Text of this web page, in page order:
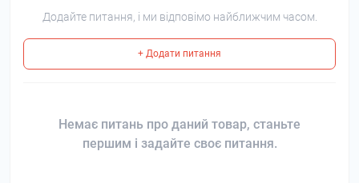
Додайте питання, і ми відповімо найближчим часом.
+ Додати питання
Немає питань про даний товар, станьте
першим і задайте своє питання.